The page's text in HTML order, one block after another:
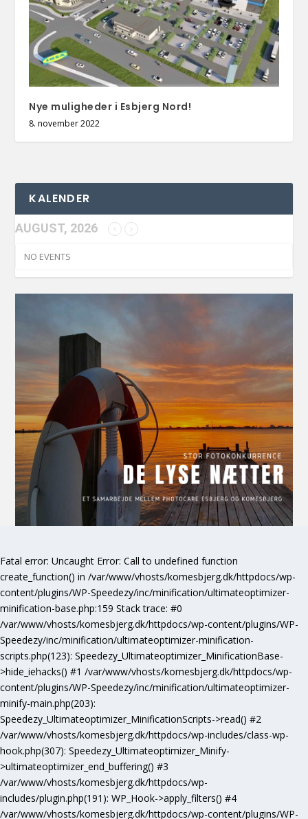
Nye muligheder i Esbjerg Nord!
8. november 2022
KALENDER
AUGUST, 2026
NO EVENTS
Fatal error: Uncaught Error: Call to undefined function
create_function() in /var/www/vhosts/komesbjerg.dk/httpdocs/wp-
content/plugins/WP-Speedezy/inc/minification/ultimateoptimizer-
minification-base.php:159 Stack trace: #0
/var/www/vhosts/komesbjerg.dk/httpdocs/wp-content/plugins/WP-
Speedezy/inc/minification/ultimateoptimizer-minification-
scripts.php(123): Speedezy_Ultimateoptimizer_MinificationBase-
>hide_iehacks() #1 /var/www/vhosts/komesbjerg.dk/httpdocs/wp-
content/plugins/WP-Speedezy/inc/minification/ultimateoptimizer-
minify-main.php(203):
Speedezy_Ultimateoptimizer_MinificationScripts->read() #2
/var/www/vhosts/komesbjerg.dk/httpdocs/wp-includes/class-wp-
hook.php(307): Speedezy_Ultimateoptimizer_Minify-
>ultimateoptimizer_end_buffering() #3
/var/www/vhosts/komesbjerg.dk/httpdocs/wp-
includes/plugin.php(191): WP_Hook->apply_filters() #4
/var/www/vhosts/komesbjerg.dk/httpdocs/wp-content/plugins/WP-